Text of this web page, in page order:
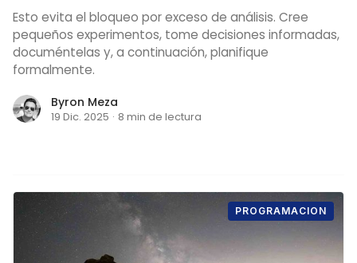
Esto evita el bloqueo por exceso de análisis. Cree
pequeños experimentos, tome decisiones informadas,
documéntelas y, a continuación, planifique
formalmente.
Byron Meza
19 Dic. 2025 · 8 min de lectura
PROGRAMACION